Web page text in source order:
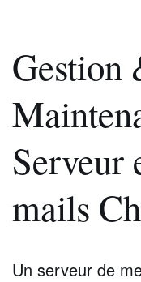
Gestion
Serveur
mails
Un serveur de